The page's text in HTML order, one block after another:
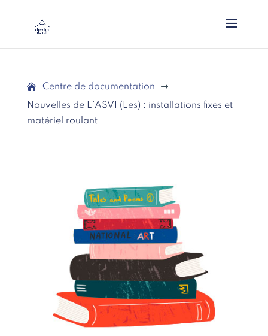
Centre de documentation
$
Nouvelles de L’ASVI (Les) : installations fixes et
matériel roulant